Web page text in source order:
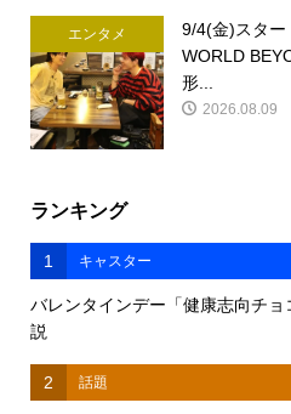
エンタメ
9/4(金)スタ
WORLD
形...
2026.08.09
ランキング
1 キャスター
バレンタインデー「健康志向チ
説
2 話題